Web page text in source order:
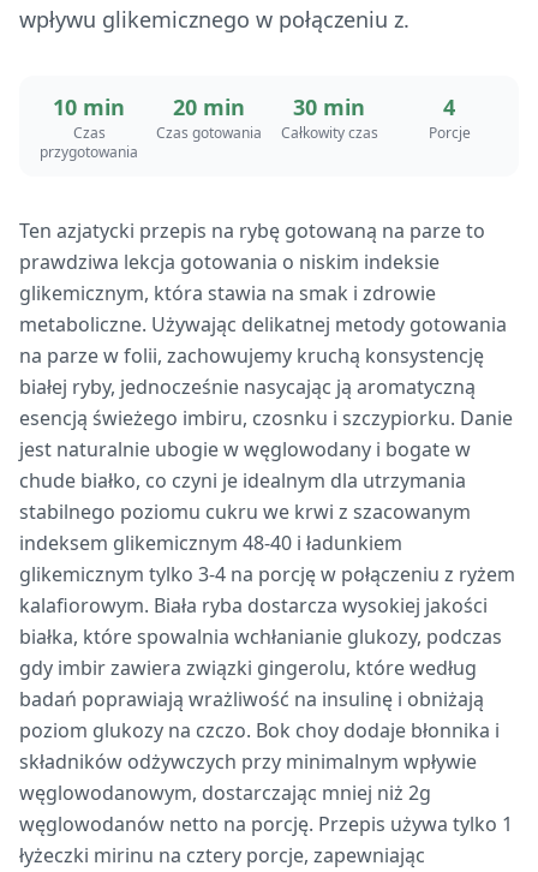
wpływu glikemicznego w połączeniu z.
10 min
Czas
przygotowania
20 min
Czas gotowania
30 min
Całkowity czas
4
Porcje
Ten azjatycki przepis na rybę gotowaną na parze to
prawdziwa lekcja gotowania o niskim indeksie
glikemicznym, która stawia na smak i zdrowie
metaboliczne. Używając delikatnej metody gotowania
na parze w folii, zachowujemy kruchą konsystencję
białej ryby, jednocześnie nasycając ją aromatyczną
esencją świeżego imbiru, czosnku i szczypiorku. Danie
jest naturalnie ubogie w węglowodany i bogate w
chude białko, co czyni je idealnym dla utrzymania
stabilnego poziomu cukru we krwi z szacowanym
indeksem glikemicznym 48-40 i ładunkiem
glikemicznym tylko 3-4 na porcję w połączeniu z ryżem
kalafiorowym. Biała ryba dostarcza wysokiej jakości
białka, które spowalnia wchłanianie glukozy, podczas
gdy imbir zawiera związki gingerolu, które według
badań poprawiają wrażliwość na insulinę i obniżają
poziom glukozy na czczo. Bok choy dodaje błonnika i
składników odżywczych przy minimalnym wpływie
węglowodanowym, dostarczając mniej niż 2g
węglowodanów netto na porcję. Przepis używa tylko 1
łyżeczki mirinu na cztery porcje, zapewniając